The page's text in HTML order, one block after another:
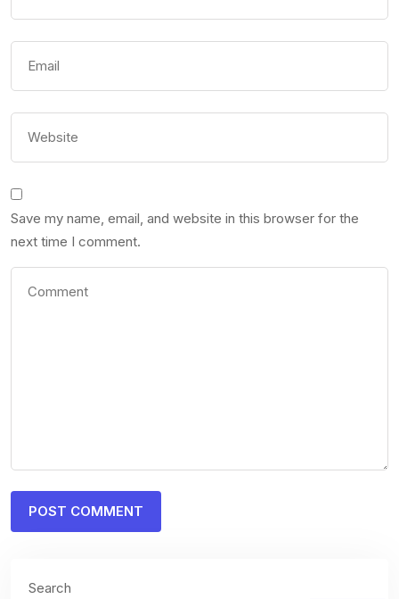
Save my name, email, and website in this browser for the
next time I comment.
Search